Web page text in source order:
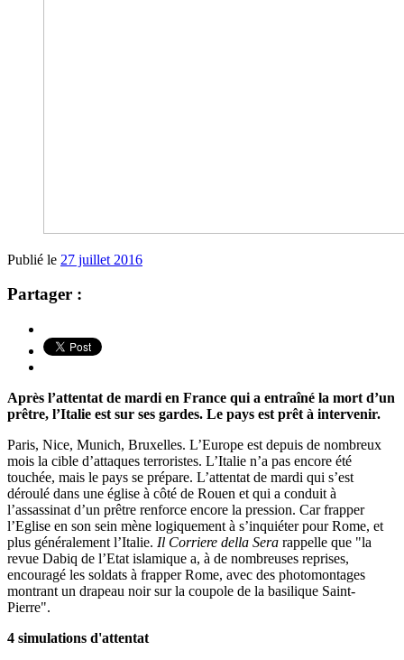
Publié le 27 juillet 2016
Partager :
Après l’attentat de mardi en France qui a entraîné la mort d’un
prêtre, l’Italie est sur ses gardes. Le pays est prêt à intervenir.
Paris, Nice, Munich, Bruxelles. L’Europe est depuis de nombreux
mois la cible d’attaques terroristes. L’Italie n’a pas encore été
touchée, mais le pays se prépare. L’attentat de mardi qui s’est
déroulé dans une église à côté de Rouen et qui a conduit à
l’assassinat d’un prêtre renforce encore la pression. Car frapper
l’Eglise en son sein mène logiquement à s’inquiéter pour Rome, et
plus généralement l’Italie. Il Corriere della Sera rappelle que "la
revue Dabiq de l’Etat islamique a, à de nombreuses reprises,
encouragé les soldats à frapper Rome, avec des photomontages
montrant un drapeau noir sur la coupole de la basilique Saint-
Pierre".
4 simulations d'attentat